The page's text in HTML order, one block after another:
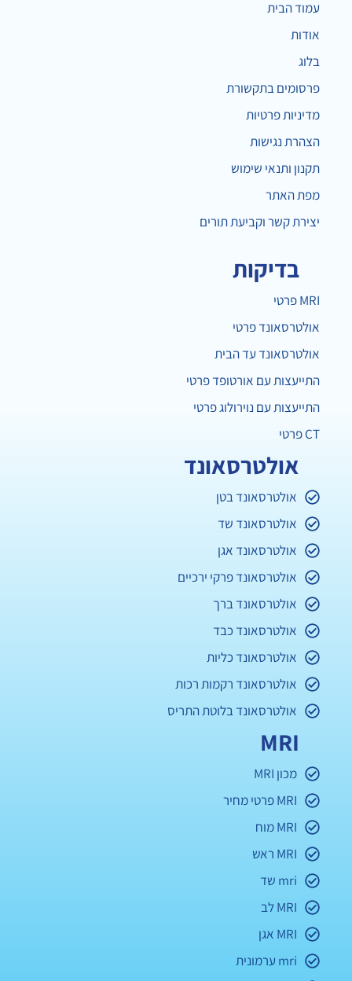
עמוד הבית
אודות
בלוג
פרסומים בתקשורת
מדיניות פרטיות
הצהרת נגישות
תקנון ותנאי שימוש
מפת האתר
יצירת קשר וקביעת תורים
בדיקות
MRI פרטי
אולטרסאונד פרטי
אולטרסאונד עד הבית
התייעצות עם אורטופד פרטי
התייעצות עם נוירולוג פרטי
CT פרטי
אולטרסאונד
אולטרסאונד בטן
אולטרסאונד שד
אולטרסאונד אגן
אולטרסאונד פרקי ירכיים
אולטרסאונד ברך
אולטרסאונד כבד
אולטרסאונד כליות
אולטרסאונד רקמות רכות
אולטרסאונד בלוטת התריס
MRI
מכון MRI
MRI פרטי מחיר
MRI מוח
MRI ראש
mri שד
MRI לב
MRI אגן
mri ערמונית